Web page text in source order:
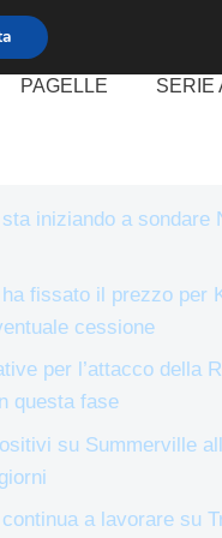
PAGELLE SERIE
sta iniziando a sondare
fissato il prezzo per
cessione
per l’attacco della
questa fase
su Summerville
continua a lavorare su